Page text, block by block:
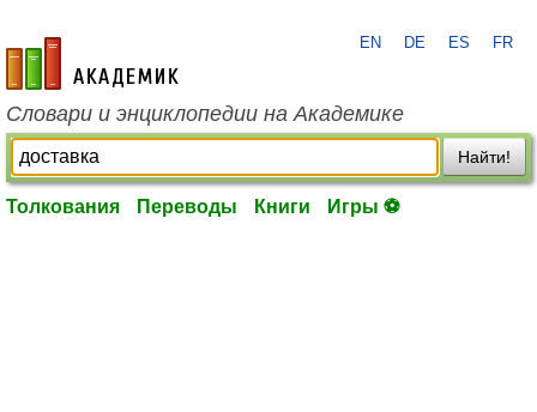
academic.ru
EN DE ES FR
Словари и энциклопедии на Академике
Найти!
Толкования Переводы Книги Игры ⚽